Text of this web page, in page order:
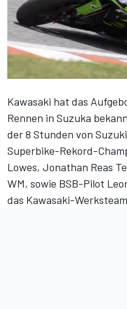
Kawasaki hat das
Rennen in Suzuka
der 8 Stunden von
Superbike-Rekord-
Lowes, Jonathan Reas
WM, sowie BSB-Pilot
das Kawasaki-